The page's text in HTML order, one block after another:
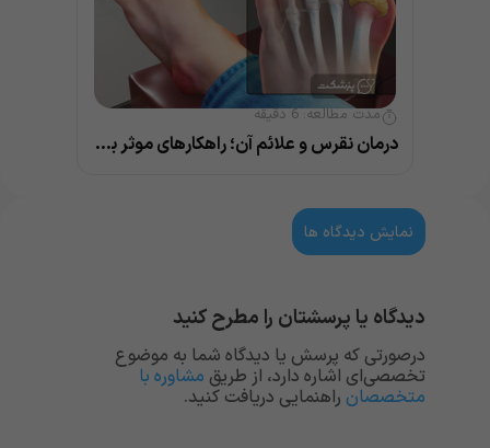
مدت مطالعه:6 دقیقه
درمان نقرس و علائم آن؛ راهکارهای موثر برای بهبود سریع
نمایش دیدگاه ها
دیدگاه یا پرسشتان را مطرح کنید
درصورتی که پرسش یا دیدگاه شما به موضوع
تخصصی‌ای اشاره دارد، از طریق مشاوره با
متخصصان راهنمایی دریافت کنید.